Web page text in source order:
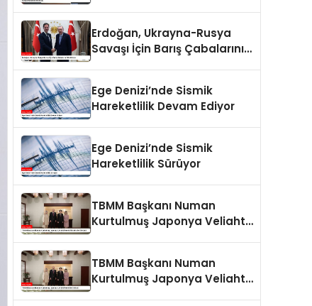
Erdoğan, Ukrayna-Rusya
Savaşı İçin Barış Çabalarını
Ege Denizi’nde Sismik
Hareketlilik Devam Ediyor
Ege Denizi’nde Sismik
Hareketlilik Sürüyor
TBMM Başkanı Numan
Kurtulmuş Japonya Veliaht
TBMM Başkanı Numan
Kurtulmuş Japonya Veliaht